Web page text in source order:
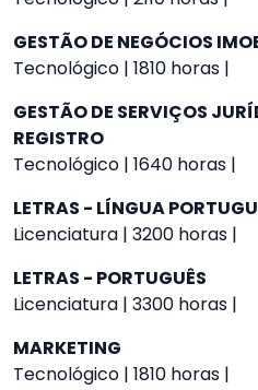
GESTÃO DE NEGÓCIOS
Tecnológico | 1810 horas |
GESTÃO DE SERVIÇOS
REGISTRO
Tecnológico | 1640 horas |
LETRAS - LÍNGUA
Licenciatura | 3200 horas |
LETRAS - PORTUGUÊS
Licenciatura | 3300 horas |
MARKETING
Tecnológico | 1810 horas |